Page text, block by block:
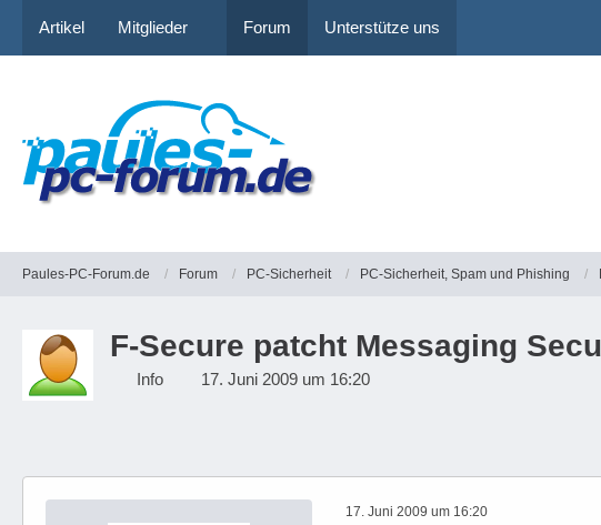
Artikel Mitglieder Forum Unterstütze uns
Paules-PC-Forum.de Forum PC-Sicherheit PC-Sicherheit, Spam und Phishing
F-Secure patcht Messaging
Info 17. Juni 2009 um 16:20
17. Juni 2009 um 16:20